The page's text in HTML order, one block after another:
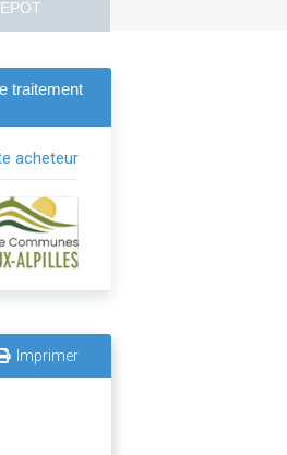
traitement
acheteur
Imprimer